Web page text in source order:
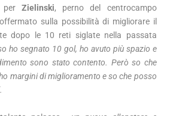
perZielinski, perno del centrocampo
sulla possibilità di migliorare il
dopo le 10 reti siglate nella passata
ho segnato 10 gol, ho avuto più spazio e
sono stato contento. Però so che
margini di miglioramento e so che posso